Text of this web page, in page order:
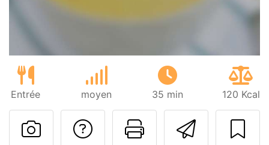
Entrée moyen 35 min 120 Kcal
Imprimer
Poser une